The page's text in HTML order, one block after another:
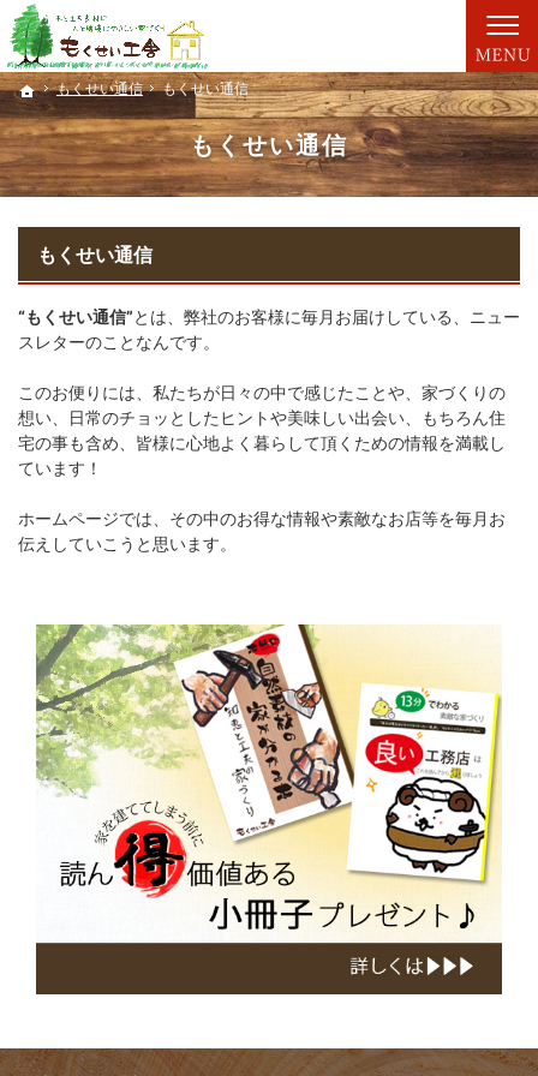
ホーム
もくせい通信 もくせい通信
もくせい通信
親切丁寧な仕事が評判です。新築一戸建て・工務店（大分）ならもくせい工舎にお任せ。
新築一戸建て・工務店（大分）なら、もくせい工舎で家づくり。
もくせい通信
“もくせい通信”とは、弊社のお客様に毎月お届けしている、ニュー
スレターのことなんです。
このお便りには、私たちが日々の中で感じたことや、家づくりの
想い、日常のチョッとしたヒントや美味しい出会い、もちろん住
宅の事も含め、皆様に心地よく暮らして頂くための情報を満載し
ています！
ホームページでは、その中のお得な情報や素敵なお店等を毎月お
伝えしていこうと思います。
ホーム
もくせい通信 もくせい通信